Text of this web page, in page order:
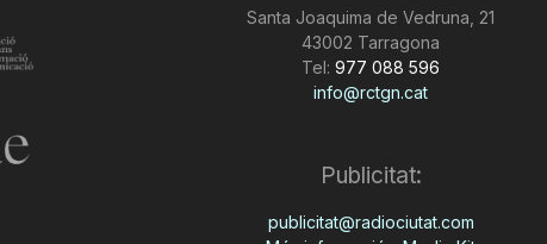
Santa Joaquima de Vedruna, 21
43002 Tarragona
Tel: 977 088 596
info@rctgn.cat
Publicitat:
publicitat@radiociutat.com